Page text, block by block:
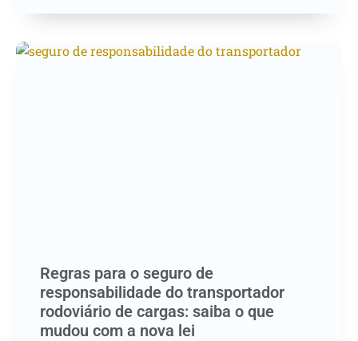
Regras para o seguro de
responsabilidade do transportador
rodoviário de cargas: saiba o que
mudou com a nova lei